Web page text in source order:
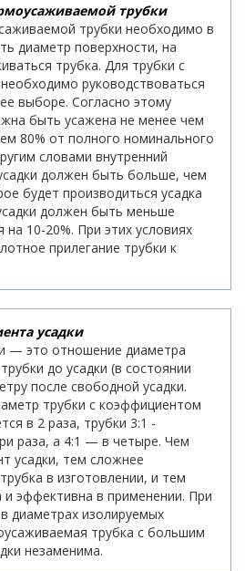
трубки
трубки необходимо в
диаметр поверхности, на
трубка. Для трубки с
руководствоваться
выборе. Согласно этому
быть усажена не менее чем
80% от полного номинального
словами внутренний
должен быть больше, чем
будет производиться усадка
должен быть меньше
10-20%. При этих условиях
прилегание трубки к
усадки
— это отношение диаметра
до усадки (в состоянии
после свободной усадки.
трубки с коэффициентом
в 2 раза, трубки 3:1 -
раза, а 4:1 — в четыре. Чем
усадки, тем сложнее
в изготовлении, и тем
и эффективна в применении. При
диаметрах изолируемых
трубка с большим
незаменима.